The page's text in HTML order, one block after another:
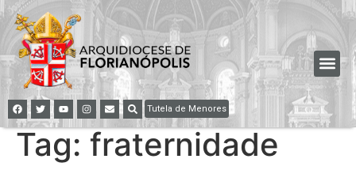
Tutela de Menores
Tag: fraternidade